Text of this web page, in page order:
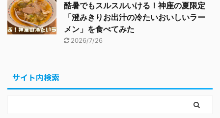
酷暑でもスルスルいける！神座の夏限定
「澄みきりお出汁の冷たいおいしいラー
メン」を食べてみた
2026/7/26
サイト内検索